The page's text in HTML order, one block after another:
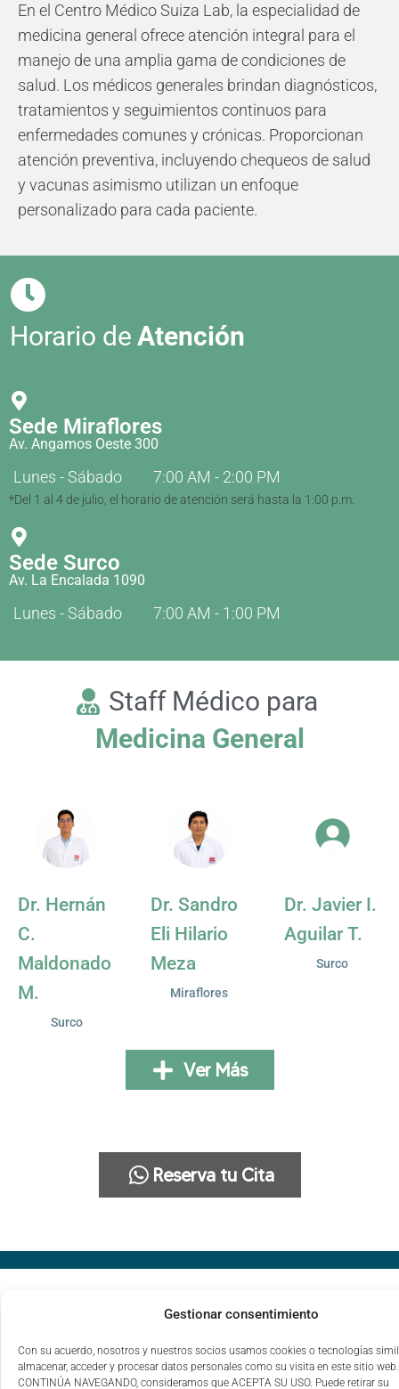
Gestionar consentimiento
Con su acuerdo, nosotros y nuestros socios usamos cookies o tecnologías
almacenar, acceder y procesar datos personales como su visita en este sitio
CONTINÚA NAVEGANDO, consideramos que ACEPTA SU USO. Puede retirar su
En el Centro Médico Suiza Lab, la especialidad de
medicina general ofrece atención integral para el
manejo de una amplia gama de condiciones de
salud. Los médicos generales brindan diagnósticos,
tratamientos y seguimientos continuos para
enfermedades comunes y crónicas. Proporcionan
atención preventiva, incluyendo chequeos de salud
y vacunas asimismo utilizan un enfoque
personalizado para cada paciente.
Horario de Atención
Sede Miraflores
Av. Angamos Oeste 300
Lunes - Sábado 7:00 AM - 2:00 PM
*Del 1 al 4 de julio, el horario de atención será hasta la 1:00 p.m.
Sede Surco
Av. La Encalada 1090
Lunes - Sábado 7:00 AM - 1:00 PM
Staff Médico para
Medicina General
Dr. Hernán
C.
Maldonado
M.
Surco
Dr. Sandro
Eli Hilario
Meza
Miraflores
Dr. Javier I.
Aguilar T.
Surco
Ver Más
Reserva tu Cita